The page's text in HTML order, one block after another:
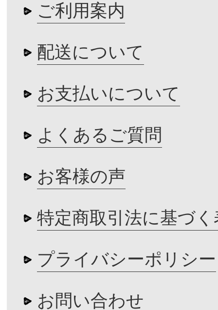
ご利用案内
配送について
お支払いについて
よくあるご質問
お客様の声
特定商取引法に基づく
プライバシーポリシー
お問い合わせ